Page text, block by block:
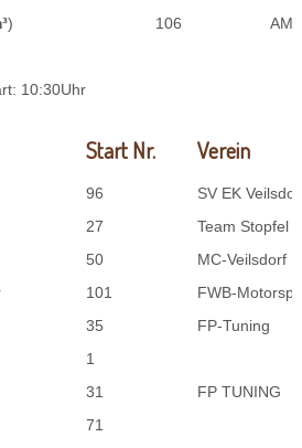
) 106
10:30Uhr
Start Nr. Verein
96
SV EK
27
Team Stopfel
50
MC-Veilsdorf
101
FWB-
35
FP-Tuning
1
31
FP TUNING
71